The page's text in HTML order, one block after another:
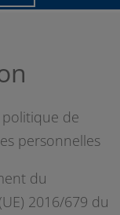
de
personnelles
du
2016/679 du